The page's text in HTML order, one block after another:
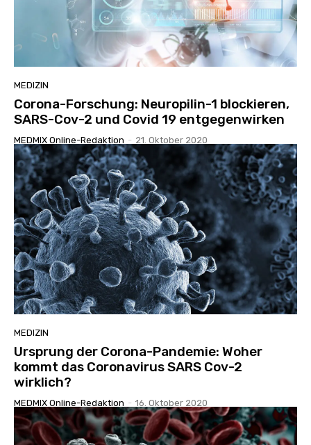
MEDIZIN
Corona-Forschung: Neuropilin-1 blockieren,
SARS-Cov-2 und Covid 19 entgegenwirken
MEDMIX Online-Redaktion - 21. Oktober 2020
MEDIZIN
Ursprung der Corona-Pandemie: Woher
kommt das Coronavirus SARS Cov-2
wirklich?
MEDMIX Online-Redaktion - 16. Oktober 2020